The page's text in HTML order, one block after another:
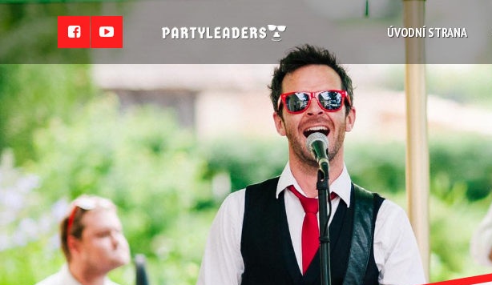
ÚVODNÍ STRANA